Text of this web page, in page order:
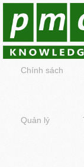
Chính sách
Quản lý